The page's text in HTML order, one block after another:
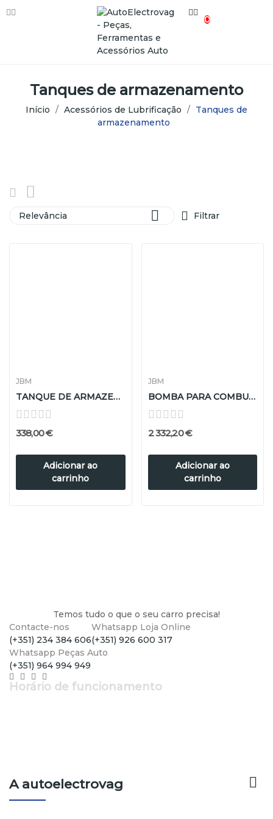
0
Tanques de armazenamento
Início Acessórios de Lubrificação
Tanques de
armazenamento
Relevância  Filtrar
JBM
TANQUE DE ARMAZENAMENTO DE TAMBORES - 2...
338,00 €
Adicionar ao
carrinho
JBM
BOMBA PARA COMBUSTÍVEL DIESEL E ADBLUE COM...
2 332,20 €
Adicionar ao
carrinho
Temos tudo o que o seu carro precisa!
Contacte-nos
(+351) 234 384 606
Whatsapp Loja Online
(+351) 926 600 317
Whatsapp Peças Auto
(+351) 964 994 949
Horário de funcionamento
A autoelectrovag 